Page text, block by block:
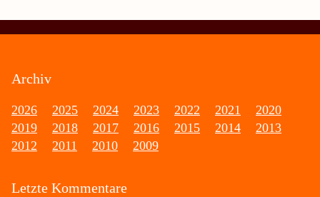
Archiv
2026 2025 2024 2023 2022 2021
2020
2019
2018 2017 2016 2015 2014
2013
2012
2011 2010 2009
Letzte Kommentare